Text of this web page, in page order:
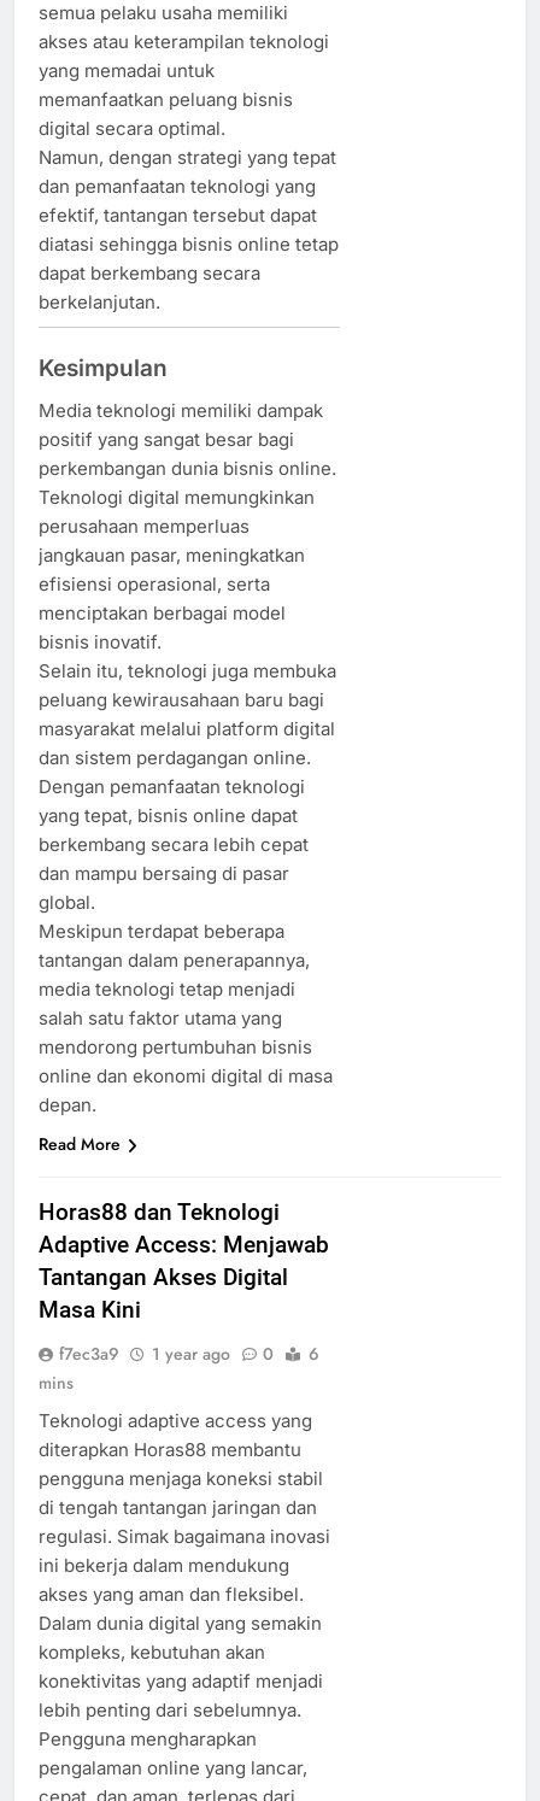
semua pelaku usaha memiliki
akses atau keterampilan teknologi
yang memadai untuk
memanfaatkan peluang bisnis
digital secara optimal.
Namun, dengan strategi yang tepat
dan pemanfaatan teknologi yang
efektif, tantangan tersebut dapat
diatasi sehingga bisnis online tetap
dapat berkembang secara
berkelanjutan.
Kesimpulan
Media teknologi memiliki dampak
positif yang sangat besar bagi
perkembangan dunia bisnis online.
Teknologi digital memungkinkan
perusahaan memperluas
jangkauan pasar, meningkatkan
efisiensi operasional, serta
menciptakan berbagai model
bisnis inovatif.
Selain itu, teknologi juga membuka
peluang kewirausahaan baru bagi
masyarakat melalui platform digital
dan sistem perdagangan online.
Dengan pemanfaatan teknologi
yang tepat, bisnis online dapat
berkembang secara lebih cepat
dan mampu bersaing di pasar
global.
Meskipun terdapat beberapa
tantangan dalam penerapannya,
media teknologi tetap menjadi
salah satu faktor utama yang
mendorong pertumbuhan bisnis
online dan ekonomi digital di masa
depan.
Read More
Horas88 dan Teknologi
Adaptive Access: Menjawab
Tantangan Akses Digital
Masa Kini
f7ec3a9 1 year ago 0
6
mins
Teknologi adaptive access yang
diterapkan Horas88 membantu
pengguna menjaga koneksi stabil
di tengah tantangan jaringan dan
regulasi. Simak bagaimana inovasi
ini bekerja dalam mendukung
akses yang aman dan fleksibel.
Dalam dunia digital yang semakin
kompleks, kebutuhan akan
konektivitas yang adaptif menjadi
lebih penting dari sebelumnya.
Pengguna mengharapkan
pengalaman online yang lancar,